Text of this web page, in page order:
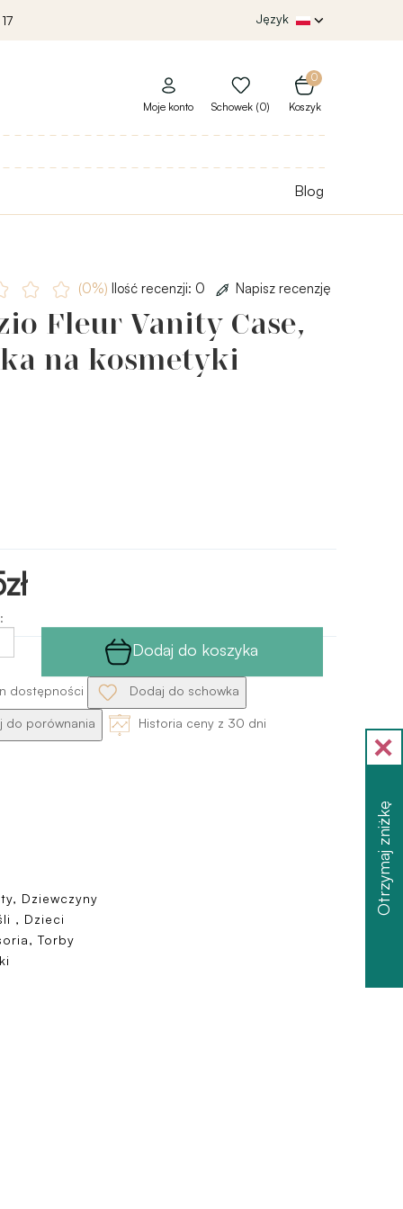
Język
0
Koszyk
Moje konto Schowek (0)
Blog
(0%) Ilość recenzji: 0 Napisz recenzję
Fleur Vanity Case,
na kosmetyki
Dodaj do koszyka
dostępności Dodaj do schowka
do porównania Historia ceny z 30 dni
Dziewczyny
, Dzieci
Torby
Otrzymaj zniżkę